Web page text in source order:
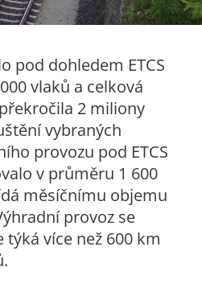
pod dohledem ETCS
vlaků a celková
2 miliony
vybraných
provozu pod ETCS
v průměru 1 600
měsíčnímu objemu
provoz se
týká více než 600 km